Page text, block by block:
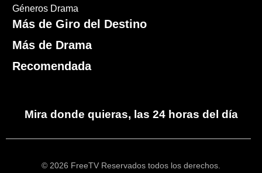
Géneros Drama
Más de Giro del Destino
Más de Drama
Recomendada
Mira donde quieras, las 24 horas del día
© 2026 FreeTV Reservados todos los derechos.